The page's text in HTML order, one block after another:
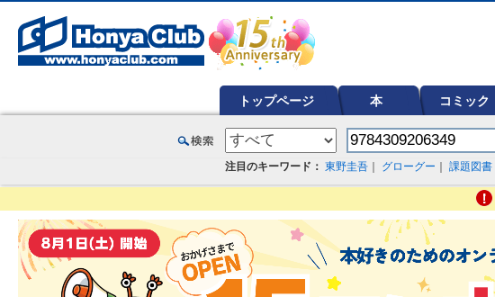
トップページ 本 コミック
注目のキーワード： 東野圭吾 グローグー 課題図書